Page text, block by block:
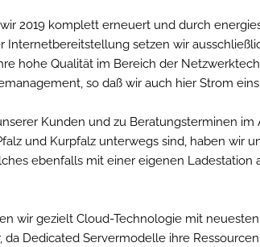
2019 komplett erneuert und durch
setzen wir
hohe Qualität im Bereich der
so daß wir auch hier Strom
Kunden und zu Beratungsterminen
und Kurpfalz unterwegs sind, haben wir
ebenfalls mit einer eigenen Ladestation
wir gezielt Cloud-Technologie mit
Dedicated Servermodelle ihre